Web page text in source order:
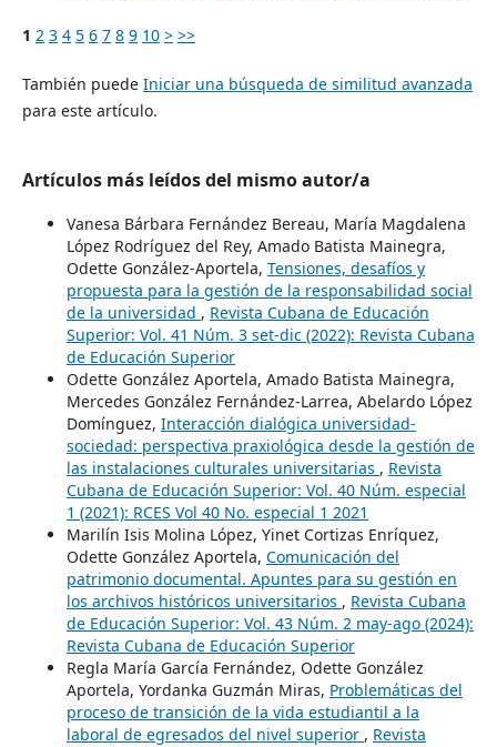
1 2 3 4 5 6 7 8 9 10 > >>
También puede Iniciar una búsqueda de similitud avanzada
para este artículo.
Artículos más leídos del mismo autor/a
Vanesa Bárbara Fernández Bereau, María Magdalena
López Rodríguez del Rey, Amado Batista Mainegra,
Odette González-Aportela, Tensiones, desafíos y
propuesta para la gestión de la responsabilidad social
de la universidad , Revista Cubana de Educación
Superior: Vol. 41 Núm. 3 set-dic (2022): Revista Cubana
de Educación Superior
Odette González Aportela, Amado Batista Mainegra,
Mercedes González Fernández-Larrea, Abelardo López
Domínguez, Interacción dialógica universidad-
sociedad: perspectiva praxiológica desde la gestión de
las instalaciones culturales universitarias , Revista
Cubana de Educación Superior: Vol. 40 Núm. especial
1 (2021): RCES Vol 40 No. especial 1 2021
Marilín Isis Molina López, Yinet Cortizas Enríquez,
Odette González Aportela, Comunicación del
patrimonio documental. Apuntes para su gestión en
los archivos históricos universitarios , Revista Cubana
de Educación Superior: Vol. 43 Núm. 2 may-ago (2024):
Revista Cubana de Educación Superior
Regla María García Fernández, Odette González
Aportela, Yordanka Guzmán Miras, Problemáticas del
proceso de transición de la vida estudiantil a la
laboral de egresados del nivel superior , Revista